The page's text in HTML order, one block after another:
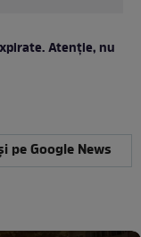
Atenție, nu
pe Google News